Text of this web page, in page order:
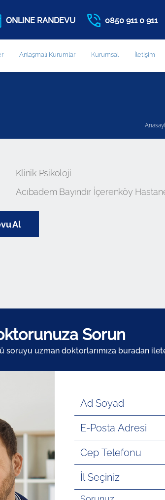
ONLINE RANDEVU 0850 911 0 911
Anlaşmalı Kurumlar Kurumsal İletişim
Klinik Psikoloji
Acıbadem Bayındır İçerenköy
Al
Sorun
soruyu uzman doktorlarımıza buradan